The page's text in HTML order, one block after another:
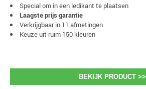
Special om in een ledikant te plaatsen
Laagste prijs garantie
Verkrijgbaar in 11 afmetingen
Keuze uit ruim 150 kleuren
BEKIJK PRODUCT >>